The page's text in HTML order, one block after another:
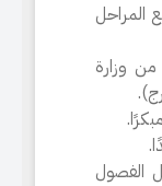
المراحل
وزارة
الفصول